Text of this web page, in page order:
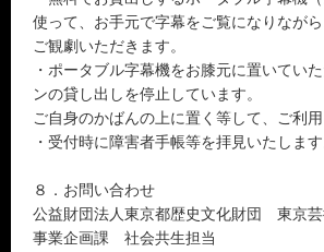
使って、お手元で字幕をご覧になりながら
ご観劇いただきます。
・ポータブル字幕機をお膝元に置いてい
ンの貸し出しを停止しています。
ご自身のかばんの上に置く等して、ご利用
・受付時に障害者手帳等を拝見いたします
８．お問い合わせ
公益財団法人東京都歴史文化財団 東京
事業企画課 社会共生担当